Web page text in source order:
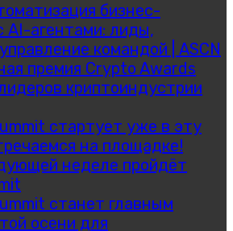
бизнес-
AI-агентами: лиды,
командой | ASCN
премия Crypto Awards
криптоиндустрии
стартует уже в эту
на площадке!
неделе пройдёт
станет главным
осени для